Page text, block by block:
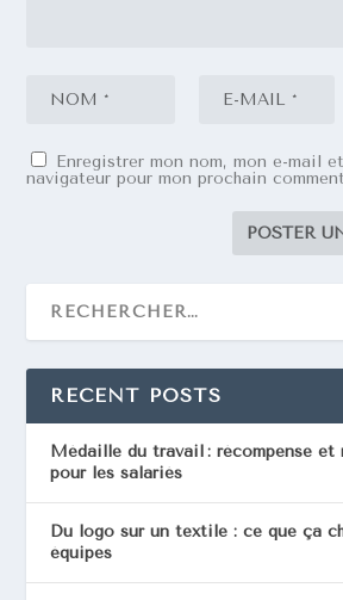
Enregistrer mon nom, mon e-mail
navigateur pour mon prochain
RECENT POSTS
Médaille du travail : récompense et
pour les salariés
Du logo sur un textile : ce que ça
équipes